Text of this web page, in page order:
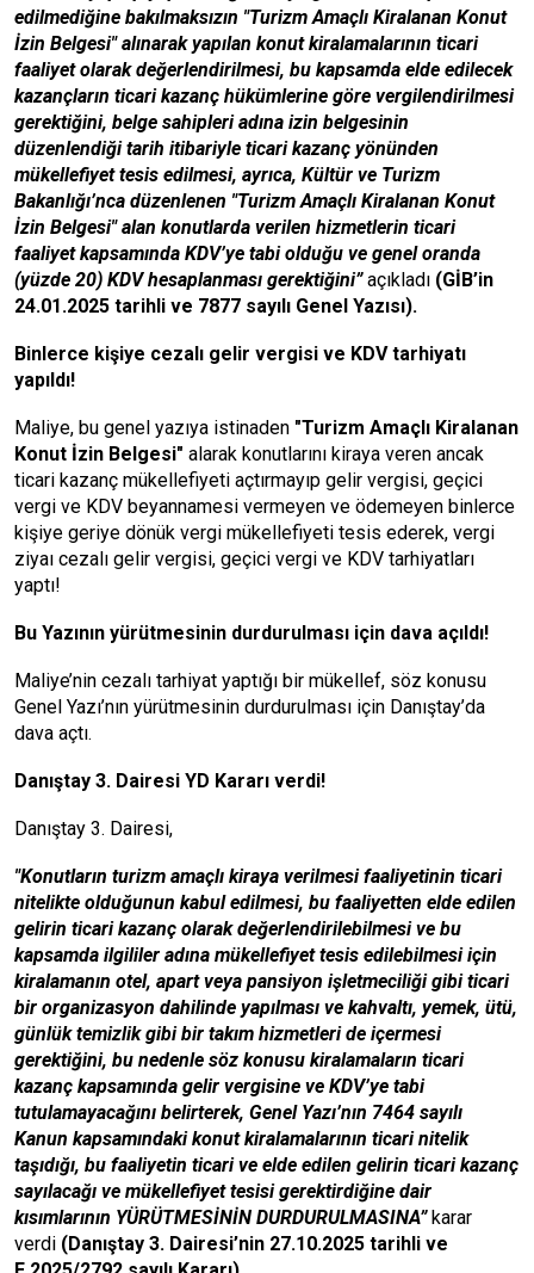
edilmediğine bakılmaksızın "Turizm Amaçlı Kiralanan Konut
İzin Belgesi" alınarak yapılan konut kiralamalarının ticari
faaliyet olarak değerlendirilmesi, bu kapsamda elde edilecek
kazançların ticari kazanç hükümlerine göre vergilendirilmesi
gerektiğini, belge sahipleri adına izin belgesinin
düzenlendiği tarih itibariyle ticari kazanç yönünden
mükellefiyet tesis edilmesi, ayrıca, Kültür ve Turizm
Bakanlığı’nca düzenlenen "Turizm Amaçlı Kiralanan Konut
İzin Belgesi" alan konutlarda verilen hizmetlerin ticari
faaliyet kapsamında KDV’ye tabi olduğu ve genel oranda
(yüzde 20) KDV hesaplanması gerektiğini”açıkladı (GİB’in
24.01.2025 tarihli ve 7877 sayılı Genel Yazısı).
Binlerce kişiye cezalı gelir vergisi ve KDV tarhiyatı
yapıldı!
Maliye, bu genel yazıya istinaden "Turizm Amaçlı Kiralanan
Konut İzin Belgesi" alarak konutlarını kiraya veren ancak
ticari kazanç mükellefiyeti açtırmayıp gelir vergisi, geçici
vergi ve KDV beyannamesi vermeyen ve ödemeyen binlerce
kişiye geriye dönük vergi mükellefiyeti tesis ederek, vergi
ziyaı cezalı gelir vergisi, geçici vergi ve KDV tarhiyatları
yaptı!
Bu Yazının yürütmesinin durdurulması için dava açıldı!
Maliye’nin cezalı tarhiyat yaptığı bir mükellef, söz konusu
Genel Yazı’nın yürütmesinin durdurulması için Danıştay’da
dava açtı.
Danıştay 3. Dairesi YD Kararı verdi!
Danıştay 3. Dairesi,
"Konutların turizm amaçlı kiraya verilmesi faaliyetinin ticari
nitelikte olduğunun kabul edilmesi, bu faaliyetten elde edilen
gelirin ticari kazanç olarak değerlendirilebilmesi ve bu
kapsamda ilgililer adına mükellefiyet tesis edilebilmesi için
kiralamanın otel, apart veya pansiyon işletmeciliği gibi ticari
bir organizasyon dahilinde yapılması ve kahvaltı, yemek, ütü,
günlük temizlik gibi bir takım hizmetleri de içermesi
gerektiğini, bu nedenle söz konusu kiralamaların ticari
kazanç kapsamında gelir vergisine ve KDV’ye tabi
tutulamayacağını belirterek, Genel Yazı’nın 7464 sayılı
Kanun kapsamındaki konut kiralamalarının ticari nitelik
taşıdığı, bu faaliyetin ticari ve elde edilen gelirin ticari kazanç
sayılacağı ve mükellefiyet tesisi gerektirdiğine dair
kısımlarının YÜRÜTMESİNİN DURDURULMASINA”karar
verdi (Danıştay 3. Dairesi’nin 27.10.2025 tarihli ve